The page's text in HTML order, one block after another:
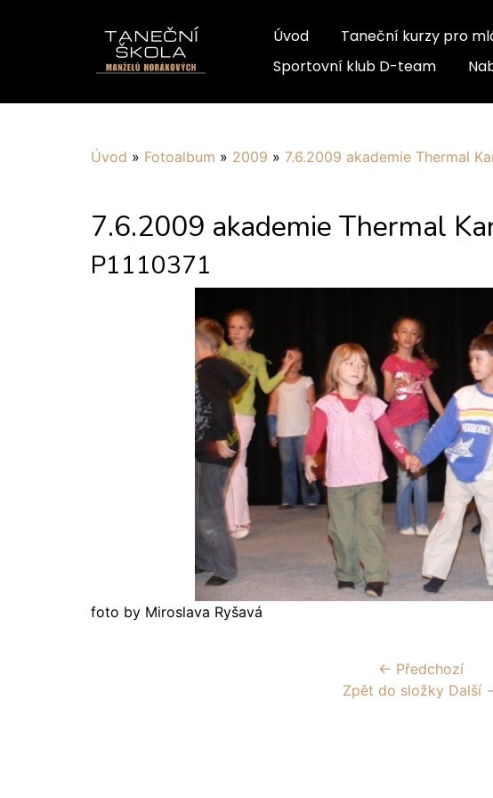
Úvod Taneční kurzy pro
Sportovní klub D-team
Úvod » Fotoalbum » 2009 » 7.6.2009 akademie Thermal
7.6.2009 akademie Thermal
P1110371
foto by Miroslava Ryšavá
← Předchozí
Zpět do složky Další